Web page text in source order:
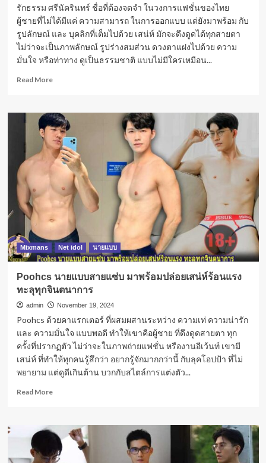
รักธรรม ศรีนัครินทร์ ชื่อที่ต้องจดจำ ในวงการแฟชั่นของไทย
ผู้ชายที่ไม่ได้มีแค่ ความสามารถ ในการออกแบบ แต่ยังมาพร้อม กับ
รูปลักษณ์ และ บุคลิกที่เต็มไปด้วย เสน่ห์ มักจะดึงดูดได้ทุกสายตา
ไม่ว่าจะเป็นภาพลักษณ์ รูปร่างสมส่วน ดวงตาแฝงไปด้วย ความ
มั่นใจ หรือท่าทาง ดูเป็นธรรมชาติ แบบไม่มีใครเหมือน...
Read MoreRead
Mixmans Net idol นายแบบ
Poohcs นายแบบสายแซ่บ มาพร้อมปล่อยเสน่ห์ร้อนแรง
ทะลุทุกจินตนาการ
admin November 19, 2024
Poohcs ด้วยคาแรกเตอร์ ที่ผสมผสานระหว่าง ความเท่ ความน่ารัก
และ ความมั่นใจ แบบพอดี ทำให้เขาคือผู้ชาย ที่ดึงดูดสายตา ทุก
ครั้งที่ปรากฏตัว ไม่ว่าจะในภาพถ่ายแฟชั่น หรืองานอีเว้นท์ เขามี
เสน่ห์ ที่ทำให้ทุกคนรู้สึกว่า อยากรู้จักมากกว่านี้ กับลุคโอปป้า ที่ไม่
พยายาม แต่ดูดีเกินต้าน บวกกับสไตล์การแต่งตัว...
Read MoreRead